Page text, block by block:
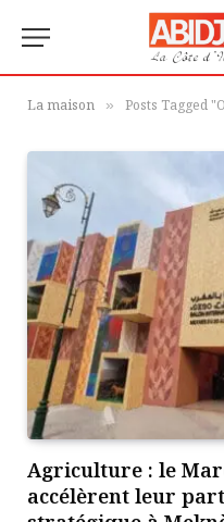
La maison » Posts Tagged
Agriculture : le
accélèrent leur